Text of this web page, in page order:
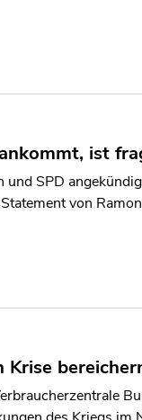
ist
SPD
von
Krise